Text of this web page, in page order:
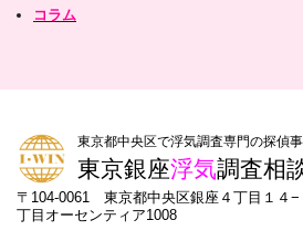
コラム
東京都中央区で浮気調査専門の探偵
東京銀座浮気調査相
〒104-0061 東京都中央区銀座４丁目１４−
丁目オーセンティア1008